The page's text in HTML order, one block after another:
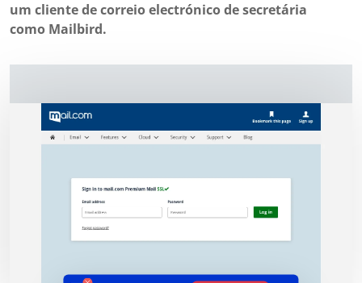
um cliente de correio electrónico de secretária
como Mailbird.